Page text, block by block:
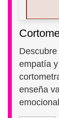
empatía
enseña